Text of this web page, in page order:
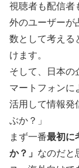
視聴者も配信者
外のユーザーが
数として考える
けます。
そして、日本の
マートフォンに
活用して情報発
ぶか？」
まず一番最初に
か？」 なのだと